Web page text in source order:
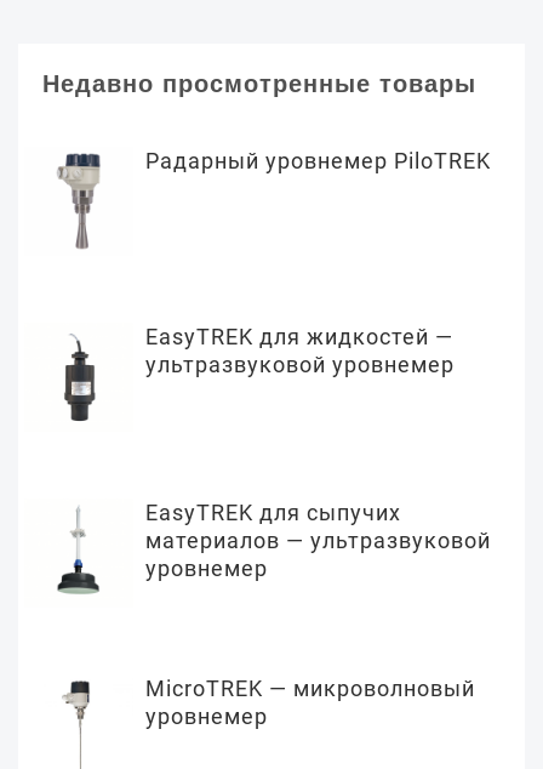
Недавно просмотренные товары
Радарный уровнемер PiloTREK
EasyTREK для жидкостей —
ультразвуковой уровнемер
EasyTREK для сыпучих
материалов — ультразвуковой
уровнемер
MicroTREK — микроволновый
уровнемер